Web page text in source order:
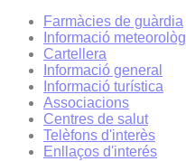
Farmàcies de guàrdia
Informació
Cartellera
Informació general
Informació turística
Associacions
Centres de salut
Telèfons d'interès
Enllaços d'interés